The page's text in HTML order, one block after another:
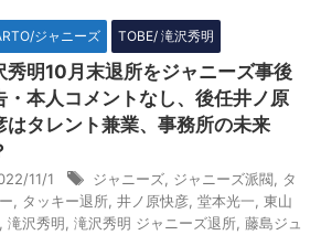
ジャニーズ TOBE/ 滝沢秀明
秀明10月末退所をジャニーズ事後
・本人コメントなし、後任井ノ原
はタレント兼業、事務所の未来
11/1 ジャニーズ ジャニーズ派閥
タ
タッキー退所 井ノ原快彦 堂本光一 東山
滝沢秀明 滝沢秀明 ジャニーズ退所 藤島ジュ